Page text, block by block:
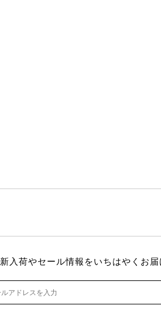
新入荷やセール情報をいちはやくお届